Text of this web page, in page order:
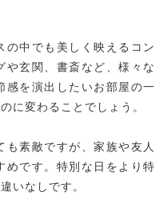
の中でも美しく映えるコン
や玄関、書斎など、様々な
感を演出したいお部屋の一
に変わることでしょう。
も素敵ですが、家族や友人
めです。特別な日をより特
いなしです。